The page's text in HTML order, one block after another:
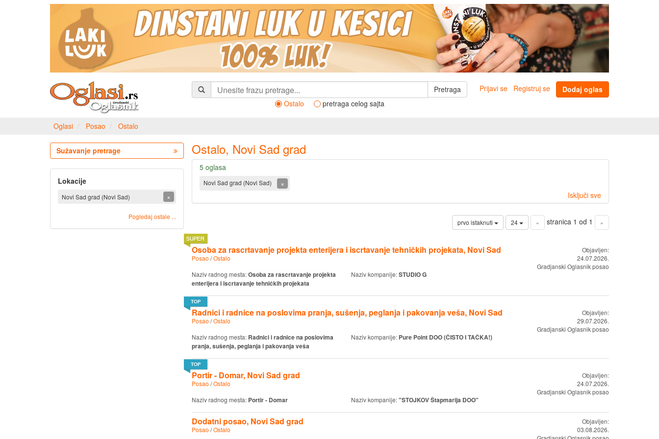
Pretraga
Ostalo
pretraga celog sajta
Prijavi se Registruj se Dodaj oglas
Oglasi Posao Ostalo
Sužavanje pretrage
Lokacije
×
Novi Sad grad (Novi Sad)
Pogledaj ostale ...
Ostalo, Novi Sad grad
5 oglasa
Novi Sad grad (Novi Sad)
×
Isključi sve
prvo istaknuti 24 « stranica 1 od 1 »
Osoba za rascrtavanje projekta enterijera i iscrtavanje tehničkih projekata, Novi Sad
Posao /Ostalo
Naziv radnog mesta:Osoba za rascrtavanje projekta
enterijera i iscrtavanje tehničkih projekata
Naziv kompanije:STUDIO G
Objavljen:
24.07.2026.
Gradjanski Oglasnik posao
Radnici i radnice na poslovima pranja, sušenja, peglanja i pakovanja veša, Novi Sad
Posao /Ostalo
Naziv radnog mesta: Radnici i radnice na poslovima
pranja, sušenja, peglanja i pakovanja veša
Naziv kompanije: Pure Point DOO (ČISTO I TAČKA!)
Objavljen:
29.07.2026.
Gradjanski Oglasnik posao
Portir - Domar, Novi Sad grad
Posao /Ostalo
Naziv radnog mesta: Portir - Domar Naziv kompanije:"STOJKOV Štapmarija DOO"
Objavljen:
24.07.2026.
Gradjanski Oglasnik posao
Dodatni posao, Novi Sad grad
Posao /Ostalo
Objavljen:
03.08.2026.